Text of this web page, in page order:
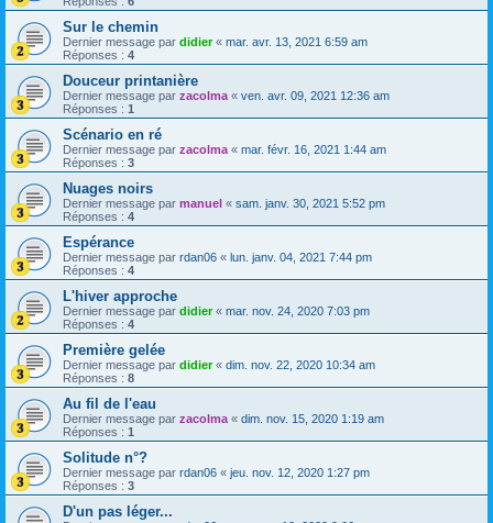
Sur le chemin
Dernier message par didier« mar. avr. 13, 2021 6:59 am
Réponses : 4
Douceur printanière
Dernier message par zacolma « ven. avr. 09, 2021 12:36 am
Réponses : 1
Scénario en ré
Dernier message par zacolma « mar. févr. 16, 2021 1:44 am
Réponses : 3
Nuages noirs
Dernier message par manuel « sam. janv. 30, 2021 5:52 pm
Réponses : 4
Espérance
Dernier message par rdan06 « lun. janv. 04, 2021 7:44 pm
Réponses : 4
L'hiver approche
Dernier message par didier« mar. nov. 24, 2020 7:03 pm
Réponses : 4
Première gelée
Dernier message par didier« dim. nov. 22, 2020 10:34 am
Réponses : 8
Au fil de l'eau
Dernier message par zacolma « dim. nov. 15, 2020 1:19 am
Réponses : 1
Solitude n°?
Dernier message par rdan06 « jeu. nov. 12, 2020 1:27 pm
Réponses : 3
D'un pas léger...